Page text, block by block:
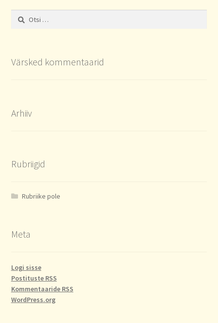
Otsi:
Värsked kommentaarid
Arhiiv
Rubriigid
Rubriike pole
Meta
Logi sisse
Postituste RSS
Kommentaaride RSS
WordPress.org